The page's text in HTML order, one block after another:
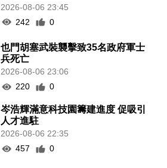
2026-08-06 23:45
242
0
也門胡塞武裝襲擊致35名政府軍士
兵死亡
2026-08-06 23:06
220
0
岑浩輝滿意科技園籌建進度 促吸引
人才進駐
2026-08-06 22:35
457
0